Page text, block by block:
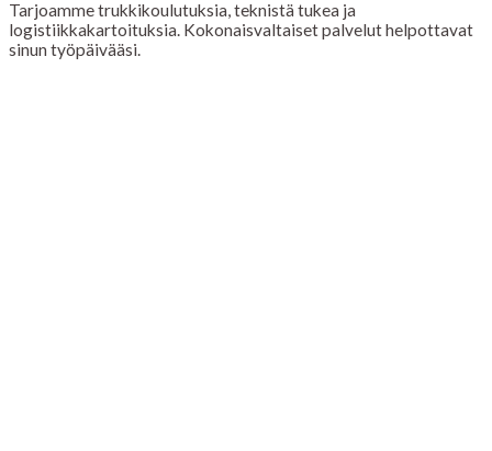
Tarjoamme trukkikoulutuksia, teknistä tukea ja
logistiikkakartoituksia. Kokonaisvaltaiset palvelut helpottavat
sinun työpäivääsi.